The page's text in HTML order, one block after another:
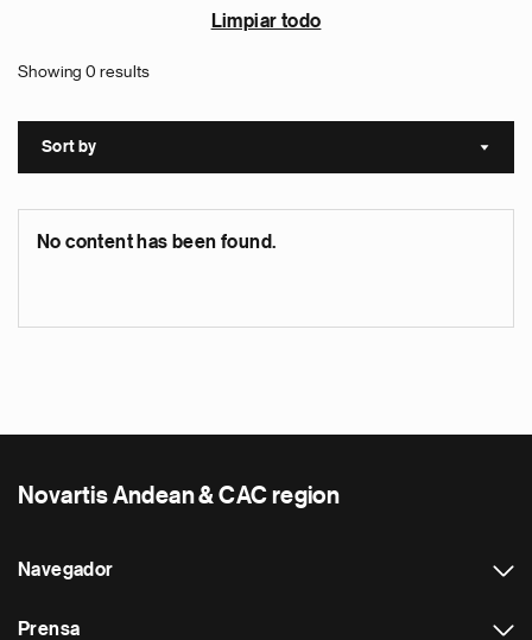
Limpiar todo
Showing 0 results
Sort by Sort
No content has been found.
Novartis Andean & CAC region
Navegador
Prensa